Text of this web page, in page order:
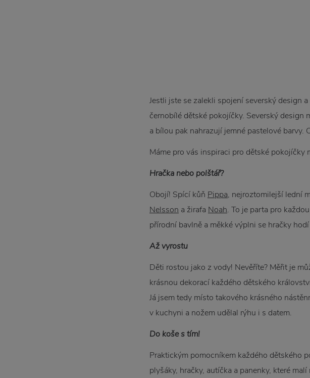
Jestli jste se zalekli spojení severský design
černobílé dětské pokojíčky. Severský
a bílou pak nahrazují jemné pastelové
Máme pro vás inspiraci pro dětské
Hračka nebo polštář?
Obojí! Spící kůň Pippa, nejroztomilejší lední
Nelsson a žirafa Noah. To je parta pro
přírodní bavlně a měkké výplni se hračky
Až vyrostu
Děti rostou jako z vody! Nevěříte? Měřit je
krásnou dekorací každého dětského
Já jsem tedy místo takového krásného
v kuchyni a nožem udělal rýhu i s datem.
Do koše s tím!
Praktickým pomocníkem každého dětského
plyšáky, hračky, autíčka a panenky, které